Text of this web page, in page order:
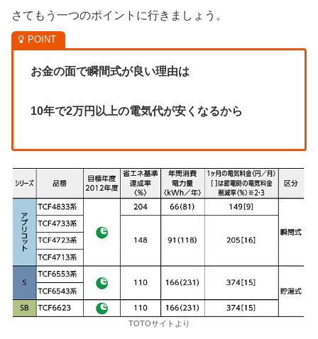
さてもう一つのポイントに行きましょう。
お金の面で瞬間式が良い理由は
10年で2万円以上の電気代が安くなるから
TOTOサイトより